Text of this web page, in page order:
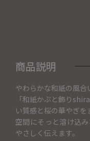
商品説明
やわらかな和紙の風合
「和紙かぶと飾り
い質感と桜の華やぎを
空間にそっと溶け込
やさしく伝えます。